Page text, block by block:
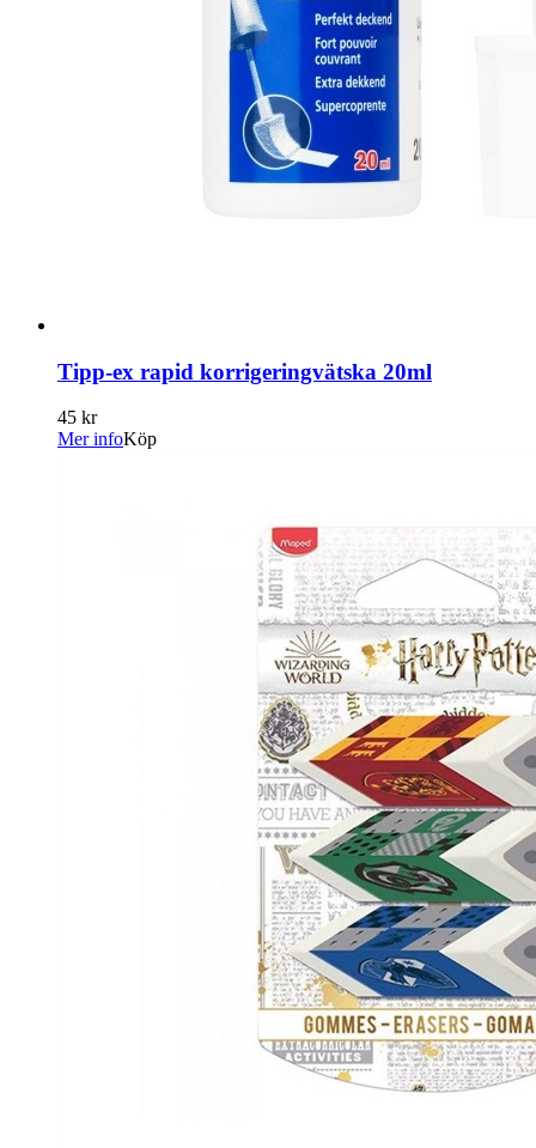
Tipp-ex rapid korrigeringvätska 20ml
45 kr
Mer infoKöp